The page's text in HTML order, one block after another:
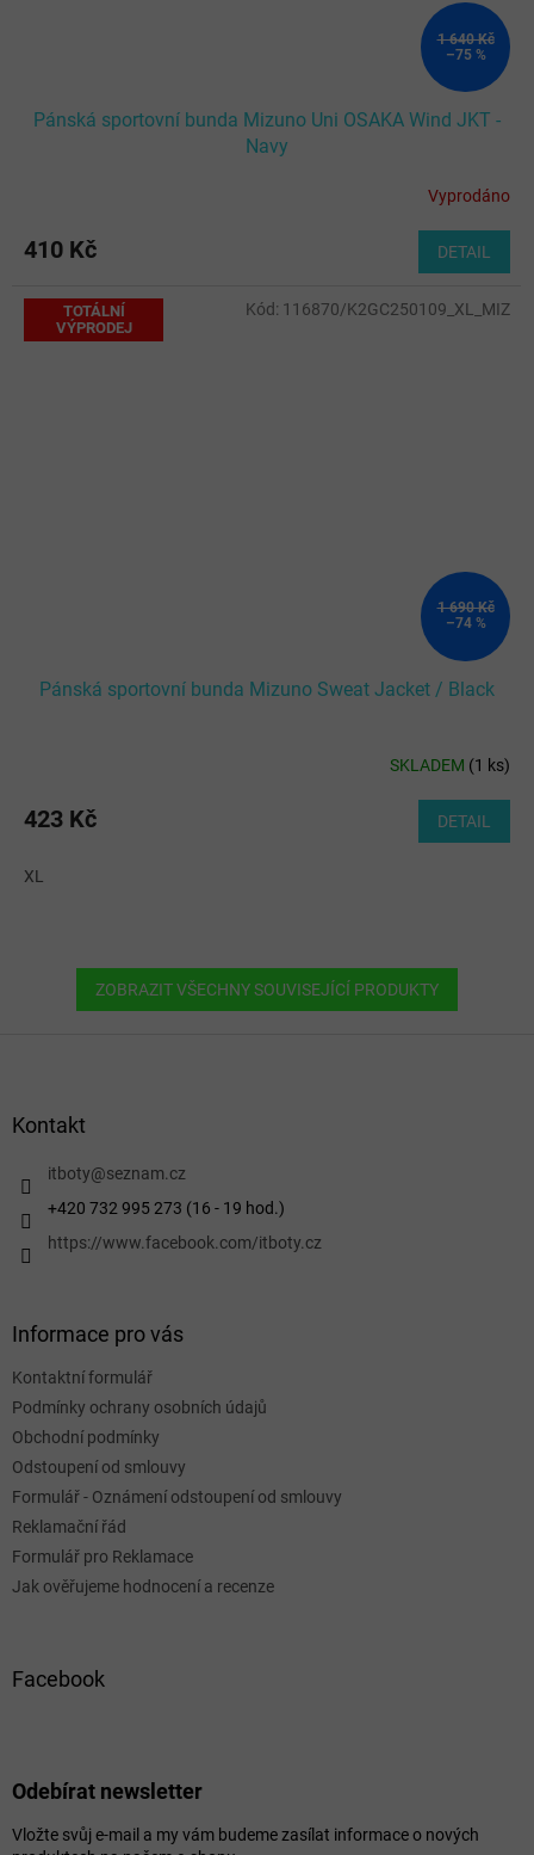
1 640 Kč
–75 %
Pánská sportovní bunda Mizuno Uni OSAKA Wind JKT -
Navy
Vyprodáno
410 Kč DETAIL
TOTÁLNÍ
VÝPRODEJ
1 690 Kč
–74 %
Pánská sportovní bunda Mizuno Sweat Jacket / Black
SKLADEM (1 ks)
423 Kč DETAIL
XL
Kód: 116870/K2GC250109_XL_MIZ
ZOBRAZIT VŠECHNY SOUVISEJÍCÍ PRODUKTY
Kontakt
itboty@seznam.cz
+420 732 995 273 (16 - 19 hod.)
https://www.facebook.com/itboty.cz
Informace pro vás
Kontaktní formulář
Podmínky ochrany osobních údajů
Obchodní podmínky
Odstoupení od smlouvy
Formulář - Oznámení odstoupení od smlouvy
Reklamační řád
Formulář pro Reklamace
Jak ověřujeme hodnocení a recenze
Facebook
Odebírat newsletter
Vložte svůj e-mail a my vám budeme zasílat informace o nových